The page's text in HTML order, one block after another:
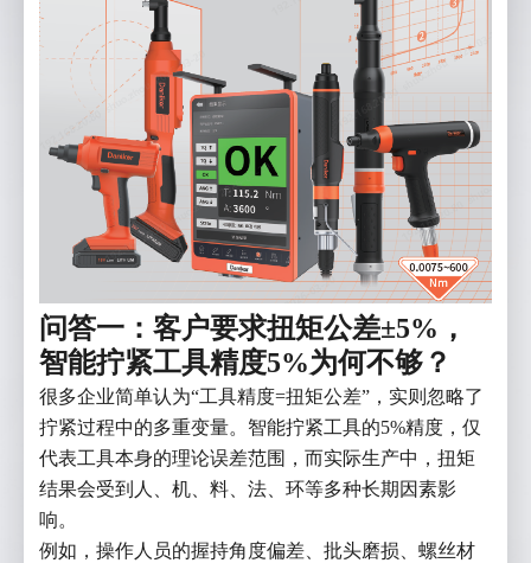
问答一：客户要求扭矩公差±5%，
智能拧紧工具精度5%为何不够？
很多企业简单认为“工具精度=扭矩公差”，实则忽略了
拧紧过程中的多重变量。智能拧紧工具的5%精度，仅
代表工具本身的理论误差范围，而实际生产中，扭矩
结果会受到人、机、料、法、环等多种长期因素影
响。
例如，操作人员的握持角度偏差、批头磨损、螺丝材